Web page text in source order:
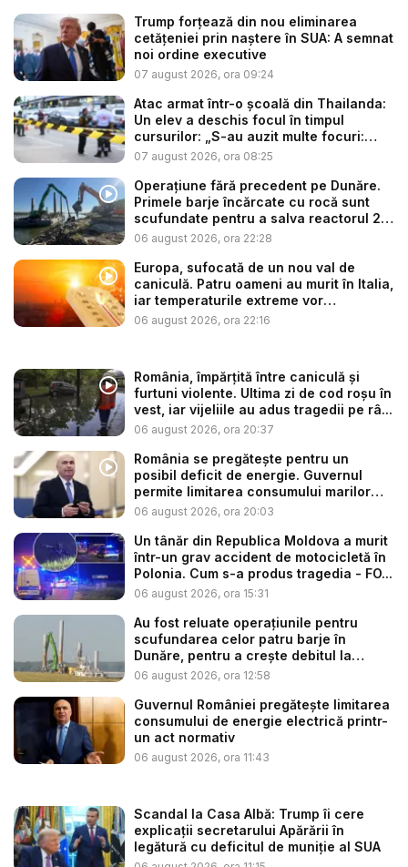
Trump forțează din nou eliminarea
cetățeniei prin naștere în SUA: A semnat
noi ordine executive
07 august 2026, ora 09:24
Atac armat într-o școală din Thailanda:
Un elev a deschis focul în timpul
cursurilor: „S-au auzit multe focuri:
ba...
07 august 2026, ora 08:25
Operațiune fără precedent pe Dunăre.
Primele barje încărcate cu rocă sunt
scufundate pentru a salva reactorul 2
...
06 august 2026, ora 22:28
Europa, sufocată de un nou val de
caniculă. Patru oameni au murit în Italia,
iar temperaturile extreme vor
continua...
06 august 2026, ora 22:16
România, împărțită între caniculă și
furtuni violente. Ultima zi de cod roșu în
vest, iar vijeliile au adus tragedii pe râ...
06 august 2026, ora 20:37
România se pregătește pentru un
posibil deficit de energie. Guvernul
permite limitarea consumului marilor
co...
06 august 2026, ora 20:03
Un tânăr din Republica Moldova a murit
într-un grav accident de motocicletă în
Polonia. Cum s-a produs tragedia - FO...
06 august 2026, ora 15:31
Au fost reluate operațiunile pentru
scufundarea celor patru barje în
Dunăre, pentru a crește debitul la
cent...
06 august 2026, ora 12:58
Guvernul României pregătește limitarea
consumului de energie electrică printr-
un act normativ
06 august 2026, ora 11:43
Scandal la Casa Albă: Trump îi cere
explicații secretarului Apărării în
legătură cu deficitul de muniție al SUA